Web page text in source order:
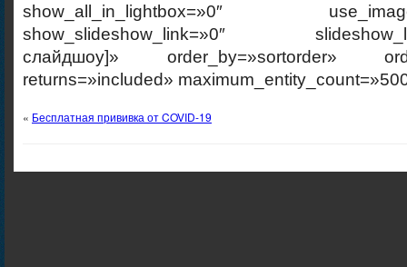
show_all_in_lightbox=»0″
show_slideshow_link=»0″
слайдшоу]» order_by=»sortorder»
returns=»included»
« Бесплатная прививка от COVID-19